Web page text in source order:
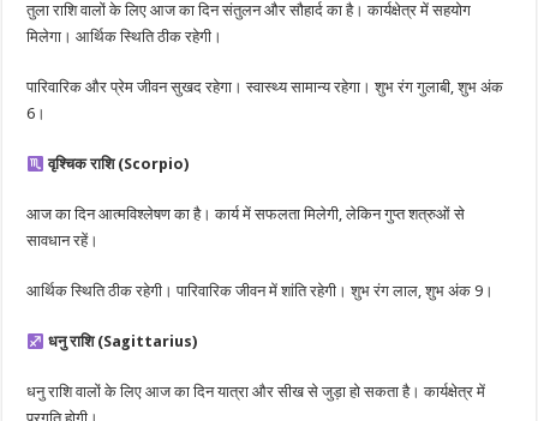
तुला राशि वालों के लिए आज का दिन संतुलन और सौहार्द का है। कार्यक्षेत्र में सहयोग
मिलेगा। आर्थिक स्थिति ठीक रहेगी।
पारिवारिक और प्रेम जीवन सुखद रहेगा। स्वास्थ्य सामान्य रहेगा। शुभ रंग गुलाबी, शुभ अंक
6।
वृश्चिक राशि (Scorpio)
आज का दिन आत्मविश्लेषण का है। कार्य में सफलता मिलेगी, लेकिन गुप्त शत्रुओं से
सावधान रहें।
आर्थिक स्थिति ठीक रहेगी। पारिवारिक जीवन में शांति रहेगी। शुभ रंग लाल, शुभ अंक 9।
धनु राशि (Sagittarius)
धनु राशि वालों के लिए आज का दिन यात्रा और सीख से जुड़ा हो सकता है। कार्यक्षेत्र में